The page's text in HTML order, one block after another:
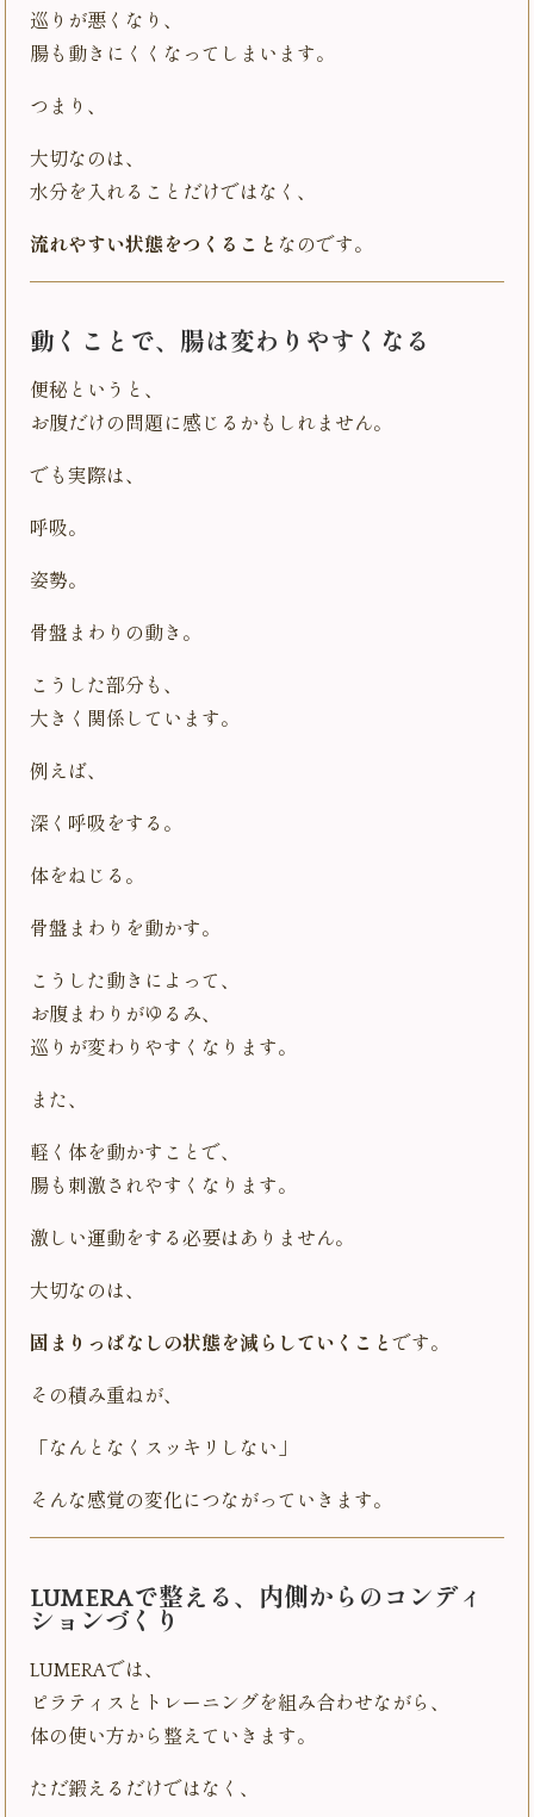
巡りが悪くなり、
腸も動きにくくなってしまいます。
つまり、
大切なのは、
水分を入れることだけではなく、
流れやすい状態をつくること なのです。
動くことで、腸は変わりやすくなる
便秘というと、
お腹だけの問題に感じるかもしれません。
でも実際は、
呼吸。
姿勢。
骨盤まわりの動き。
こうした部分も、
大きく関係しています。
例えば、
深く呼吸をする。
体をねじる。
骨盤まわりを動かす。
こうした動きによって、
お腹まわりがゆるみ、
巡りが変わりやすくなります。
また、
軽く体を動かすことで、
腸も刺激されやすくなります。
激しい運動をする必要はありません。
大切なのは、
固まりっぱなしの状態を減らしていくこと です。
その積み重ねが、
「なんとなくスッキリしない」
そんな感覚の変化につながっていきます。
LUMERAで整える、内側からのコンディ
ションづくり
LUMERAでは、
ピラティスとトレーニングを組み合わせながら、
体の使い方から整えていきます。
ただ鍛えるだけではなく、